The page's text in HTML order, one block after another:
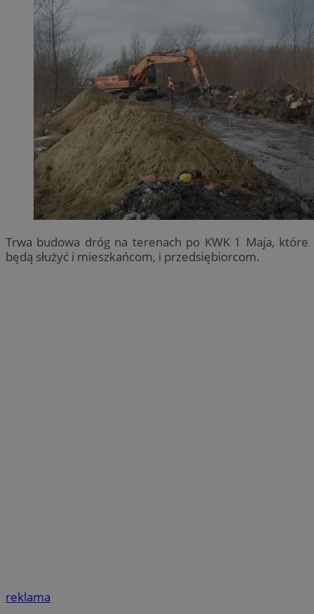
Trwa budowa dróg na terenach po KWK 1 Maja, które
będą służyć i mieszkańcom, i przedsiębiorcom.
reklama